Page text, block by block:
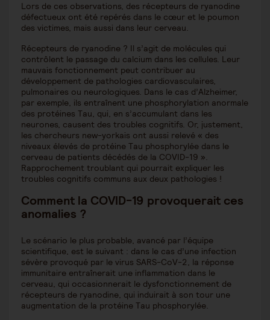
Lors de ces observations, des récepteurs de ryanodine
défectueux ont été repérés dans le cœur et le poumon
des victimes, mais aussi dans leur cerveau.
Récepteurs de ryanodine ? Il s’agit de molécules qui
contrôlent le passage du calcium dans les cellules. Leur
mauvais fonctionnement peut contribuer au
développement de pathologies cardiovasculaires,
pulmonaires ou neurologiques. Dans le cas d’Alzheimer,
par exemple, ils entraînent une phosphorylation anormale
des protéines Tau, qui, en s’accumulant dans les
neurones, causent des troubles cognitifs. Or, justement,
les chercheurs new-yorkais ont aussi relevé « des
niveaux élevés de protéine Tau phosphorylée dans le
cerveau de patients décédés de la COVID-19 ».
Rapprochement troublant qui pourrait expliquer les
troubles cognitifs communs aux deux pathologies !
Comment la COVID-19 provoquerait ces
anomalies ?
Le scénario le plus probable, avancé par l’équipe
scientifique, est le suivant : dans le cas d’une infection
sévère provoqué par le virus SARS-CoV-2, la réponse
immunitaire entraînerait une inflammation dans le
cerveau, qui occasionnerait le dysfonctionnement de
récepteurs de ryanodine, qui induirait à son tour une
augmentation de la protéine Tau phosphorylée.